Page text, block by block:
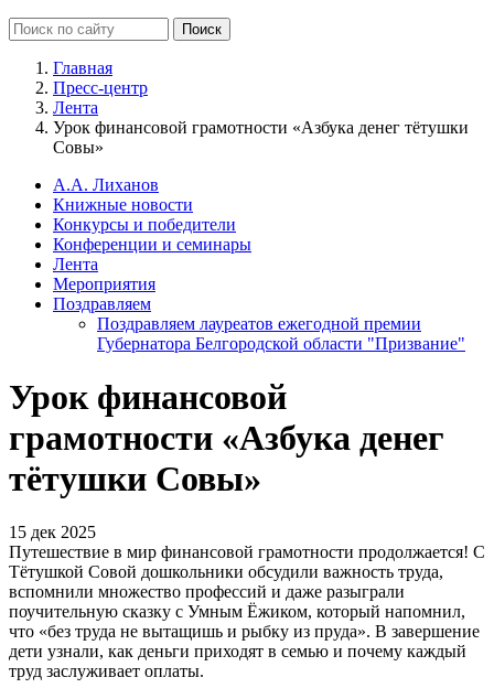
Главная
Пресс-центр
Лента
Урок финансовой грамотности «Азбука денег тётушки
Совы»
А.А. Лиханов
Книжные новости
Конкурсы и победители
Конференции и семинары
Лента
Мероприятия
Поздравляем
Поздравляем лауреатов ежегодной премии
Губернатора Белгородской области "Призвание"
Урок финансовой
грамотности «Азбука денег
тётушки Совы»
15 дек 2025
Путешествие в мир финансовой грамотности продолжается! С
Тётушкой Совой дошкольники обсудили важность труда,
вспомнили множество профессий и даже разыграли
поучительную сказку с Умным Ёжиком, который напомнил,
что «без труда не вытащишь и рыбку из пруда». В завершение
дети узнали, как деньги приходят в семью и почему каждый
труд заслуживает оплаты.